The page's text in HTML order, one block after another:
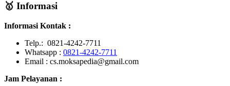
🥇 Informasi
Informasi Kontak :
Telp.: 0821-4242-7711
Whatsapp : 0821-4242-7711
Email : cs.moksapedia@gmail.com
Jam Pelayanan :